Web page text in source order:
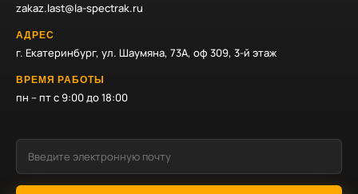
zakaz.last@la-spectrak.ru
АДРЕС
г. Екатеринбург, ул. Шаумяна, 73А, оф 309, 3-й этаж
ВРЕМЯ РАБОТЫ
пн – пт с 9:00 до 18:00